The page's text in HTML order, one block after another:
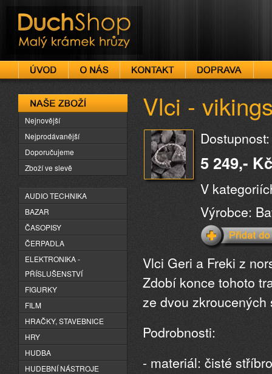
DuchShop
Vlci -
5 249,-
V
Výrobce:
Vlci Geri a Freki z
Zdobí konce tohoto
ze dvou
Podrobnosti:
- materiál: čisté
Naše zboží
Nejnovější
Nejprodávanější
Doporučujeme
Zboží ve slevě
AUDIO TECHNIKA
BAZAR
ČASOPISY
ČERPADLA
ELEKTRONIKA -
PŘÍSLUŠENSTVÍ
FIGURKY
FILM
HRAČKY, STAVEBNICE
HRY
HUDBA
HUDEBNÍ NÁSTROJE